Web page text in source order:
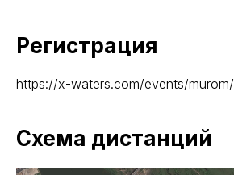
Регистрация
https://x-waters.com/events/murom/
Схема дистанций